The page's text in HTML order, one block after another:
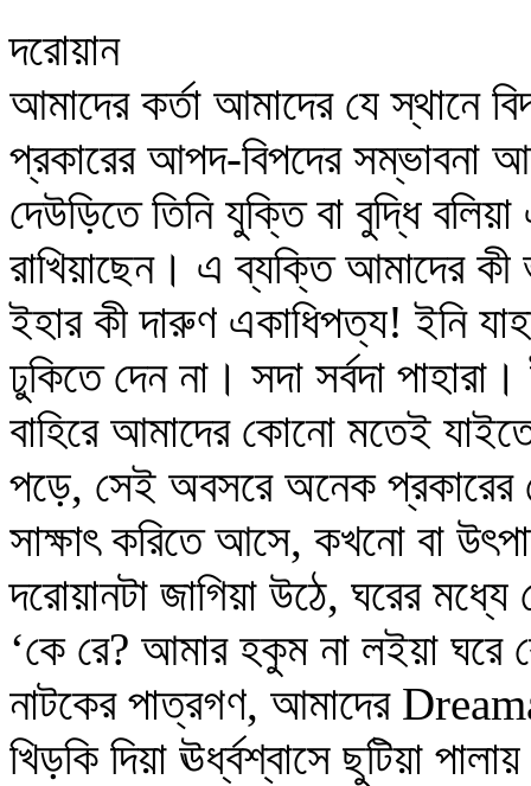
দরোয়ান
আমাদের কর্তা আমাদের যে স্থানে
প্রকারের আপদ-বিপদের সম্ভাবনা
দেউড়িতে তিনি যুক্তি বা বুদ্ধি
রাখিয়াছেন। এ ব্যক্তি আমাদের
ইহার কী দারুণ একাধিপত্য! ইনি
ঢুকিতে দেন না। সদা সর্বদা পাহারা।
বাহিরে আমাদের কোনো মতেই
পড়ে, সেই অবসরে অনেক প্রকারের
সাক্ষাৎ করিতে আসে, কখনো বা
দরোয়ানটা জাগিয়া উঠে, ঘরের
‘কে রে? আমার হকুম না লইয়া
নাটকের পাত্রগণ, আমাদের
খিড়কি দিয়া ঊর্ধ্বশ্বাসে ছুটিয়া